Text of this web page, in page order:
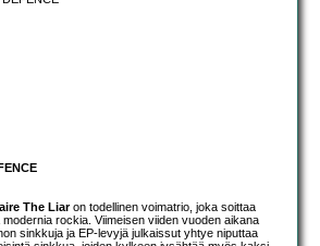
The Liaron todellinen voimatrio, joka soittaa
rockia. Viimeisen viiden vuoden aikana
sinkkuja ja EP-levyjä julkaissut yhtye niputtaa